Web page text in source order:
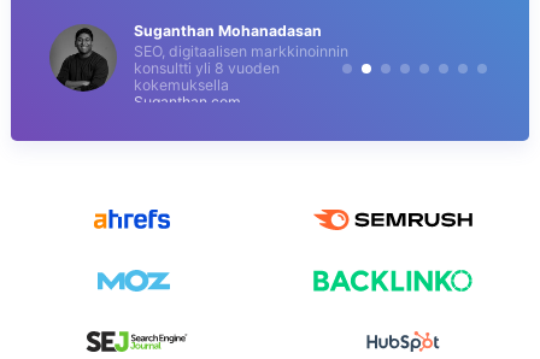
Suganthan Mohanadasan
SEO, digitaalisen markkinoinnin
konsultti yli 8 vuoden
kokemuksella
Suganthan.com